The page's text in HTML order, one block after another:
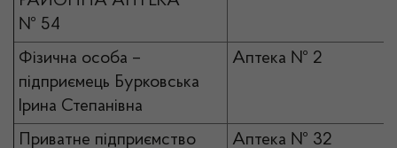
№ 54
Фізична особа –
підприємець Бурковська
Ірина Степанівна
Аптека № 2
Приватне підприємство
Аптека № 32